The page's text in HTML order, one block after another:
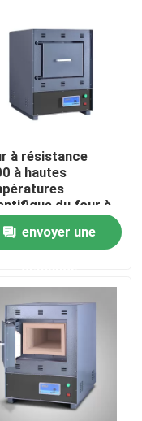
à résistance
à hautes
du four à
C
envoyer une